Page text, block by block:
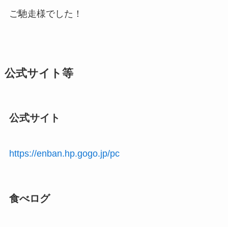
ご馳走様でした！
公式サイト等
公式サイト
https://enban.hp.gogo.jp/pc
食べログ